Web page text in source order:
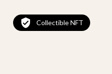
Collectible NFT